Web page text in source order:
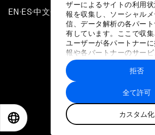
ザーによるサイトの利用
報を収集し、ソーシャル
信、データ解析の各パー
有しています。ここで収集
ユーザーが各パートナー
報や各パートナーのサー
に収集された情報と組み
トナーによって使用される
す。
全て許可
カスタム化
拒否
EN ▪ES▪中文▪ 日本語
プライバシーポリシーと利
サイトマップ
©
世界経済フォー